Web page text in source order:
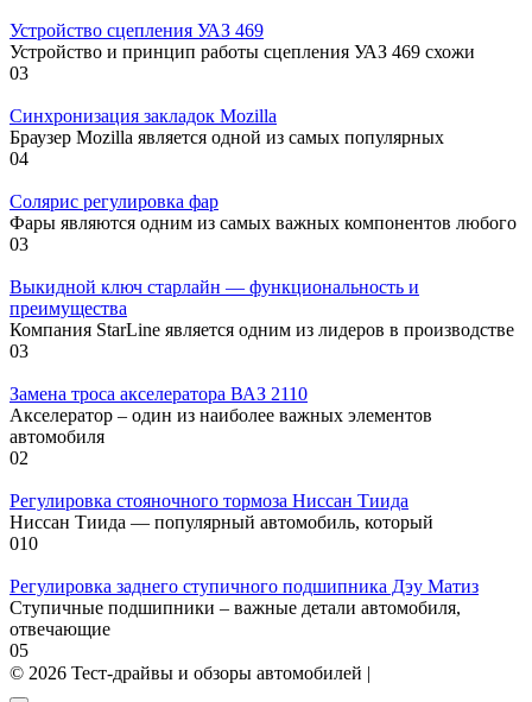
Устройство сцепления УАЗ 469
Устройство и принцип работы сцепления УАЗ 469 схожи
03
Синхронизация закладок Mozilla
Браузер Mozilla является одной из самых популярных
04
Солярис регулировка фар
Фары являются одним из самых важных компонентов любого
03
Выкидной ключ старлайн — функциональность и
преимущества
Компания StarLine является одним из лидеров в производстве
03
Замена троса акселератора ВАЗ 2110
Акселератор – один из наиболее важных элементов
автомобиля
02
Регулировка стояночного тормоза Ниссан Тиида
Ниссан Тиида — популярный автомобиль, который
010
Регулировка заднего ступичного подшипника Дэу Матиз
Ступичные подшипники – важные детали автомобиля,
отвечающие
05
© 2026 Тест-драйвы и обзоры автомобилей |